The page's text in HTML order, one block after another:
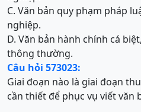
C. Văn bản quy phạm pháp
nghiệp.
D. Văn bản hành chính cá
thông thường.
Câu hỏi 573023:
Giai đoạn nào là giai đoạn
cần thiết để phục vụ viết văn